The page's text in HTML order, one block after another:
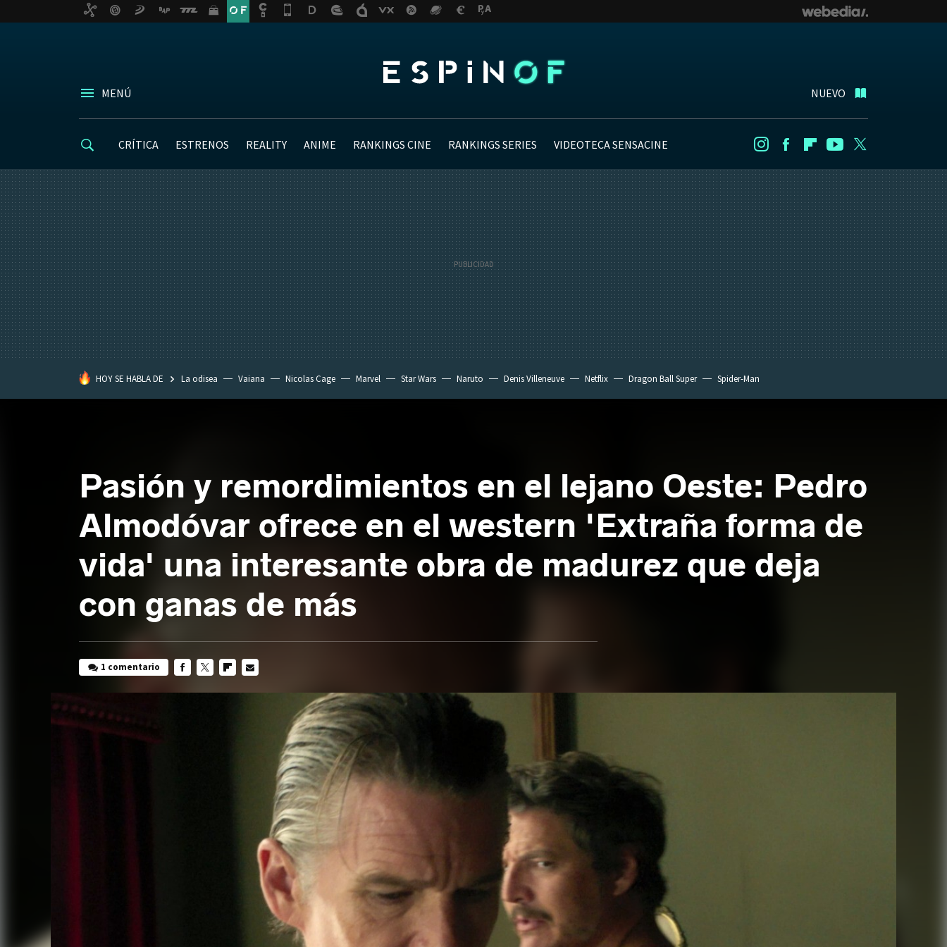
MENÚ NUEVO
CRÍTICA ESTRENOS REALITY ANIME RANKINGS CINE RANKINGS SERIES VIDEOTECA SENSACINE InstagramFacebookFlipboard
Youtube
HOY SE HABLA DE La odisea Vaiana Nicolas Cage Marvel Star Wars Naruto Denis Villeneuve Netflix Dragon Ball Super Spider-Man
Pasión y remordimientos en el lejano Oeste: Pedro
Almodóvar ofrece en el western 'Extraña forma de
vida' una interesante obra de madurez que deja
con ganas de más
1 comentario